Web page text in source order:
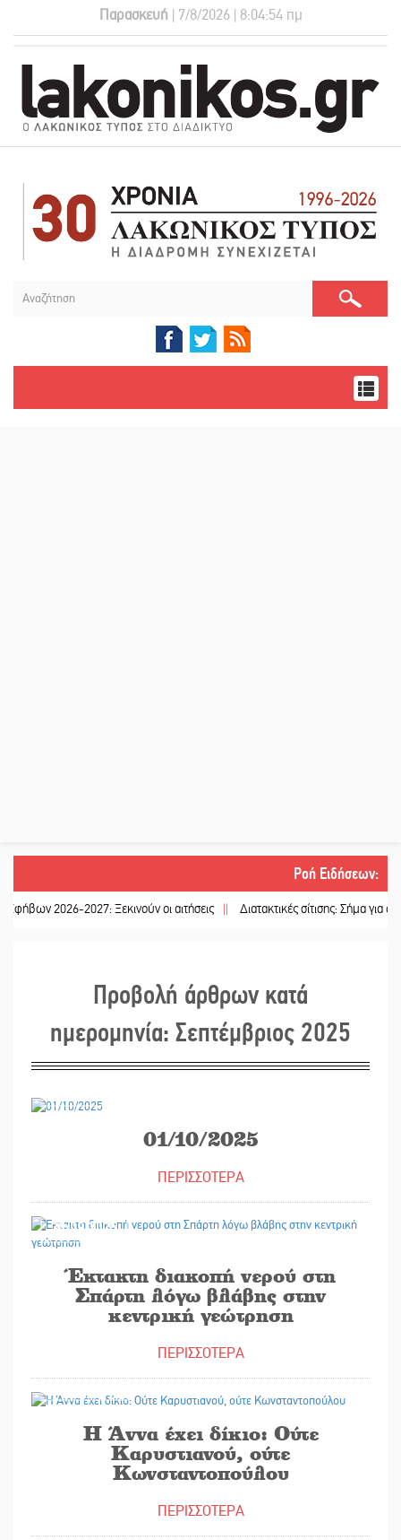
Παρασκευή | 7/8/2026 | 8:04:55 πμ
Ροή Ειδήσεων:
2027: Ξεκινούν οι αιτήσεις || Διατακτικές σίτισης: Σήμα για αύξηση στα
Προβολή άρθρων κατά
ημερομηνία: Σεπτέμβριος 2025
01/10/2025
ΠΕΡΙΣΣΟΤΕΡΑ
30/09/2025
Έκτακτη διακοπή νερού στη
Σπάρτη λόγω βλάβης στην
κεντρική γεώτρηση
ΠΕΡΙΣΣΟΤΕΡΑ
H Άννα έχει δίκιο: Ούτε
Καρυστιανού, ούτε
Κωνσταντοπούλου
ΠΕΡΙΣΣΟΤΕΡΑ